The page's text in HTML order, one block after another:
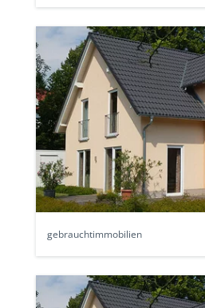
gebrauchtimmobilien